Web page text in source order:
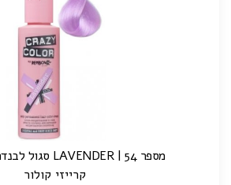
מספר 54 | LAVENDER סגול לבנדר | 100 מ"ל
קרייזי קולור